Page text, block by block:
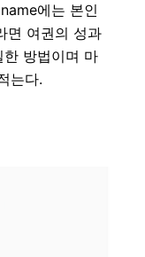
에는 본인
면 여권의 성과
방법이며 마
는다.